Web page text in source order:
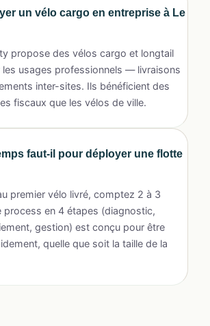
un vélo cargo en entreprise à Le
propose des vélos cargo et longtail
les usages professionnels — livraisons
inter-sites. Ils bénéficient des
fiscaux que les vélos de ville.
faut-il pour déployer une flotte
premier vélo livré, comptez 2 à 3
process en 4 étapes (diagnostic,
gestion) est conçu pour être
quelle que soit la taille de la